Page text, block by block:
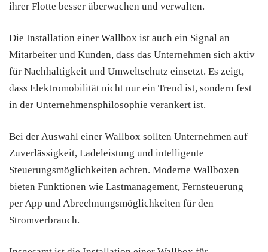
ihrer Flotte besser überwachen und verwalten.
Die Installation einer Wallbox ist auch ein Signal an
Mitarbeiter und Kunden, dass das Unternehmen sich aktiv
für Nachhaltigkeit und Umweltschutz einsetzt. Es zeigt,
dass Elektromobilität nicht nur ein Trend ist, sondern fest
in der Unternehmensphilosophie verankert ist.
Bei der Auswahl einer Wallbox sollten Unternehmen auf
Zuverlässigkeit, Ladeleistung und intelligente
Steuerungsmöglichkeiten achten. Moderne Wallboxen
bieten Funktionen wie Lastmanagement, Fernsteuerung
per App und Abrechnungsmöglichkeiten für den
Stromverbrauch.